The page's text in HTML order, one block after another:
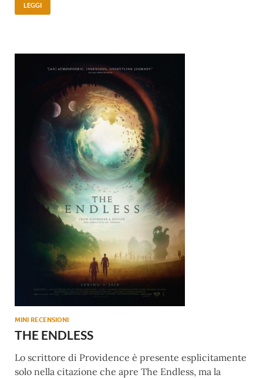
LEGGI
MINI RECENSIONI
THE ENDLESS
Lo scrittore di Providence è presente esplicitamente
solo nella citazione che apre The Endless, ma la